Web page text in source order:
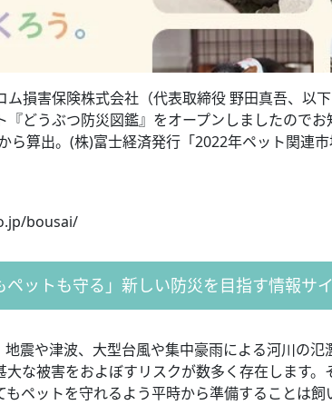
損害保険株式会社（代表取締役 野田真吾、以
『どうぶつ防災図鑑』をオープンしましたので
ら算出。(株)富士経済発行「2022年ペット関連
bousai/
ペットも守る」新しい防災を目指す情報サ
震や津波、大型台風や集中豪雨による河川の
な被害をおよぼすリスクが数多く存在します
ペットを守れるよう平時から準備することは飼